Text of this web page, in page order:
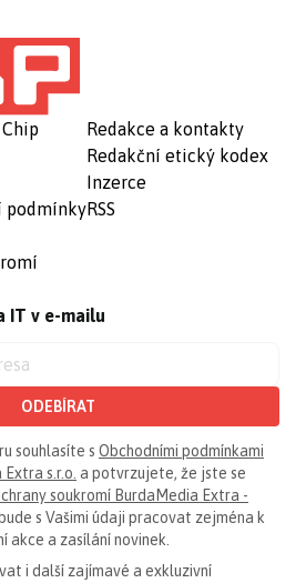
podmínky
Redakce a kontakty
Redakční etický kodex
Inzerce
RSS
IT v e-mailu
ODEBÍRAT
souhlasíte s Obchodními podmínkami
s.r.o. a potvrzujete, že jste se
soukromí BurdaMedia Extra -
bude s Vašimi údaji pracovat zejména k
akce a zasílání novinek.
i další zajímavé a exkluzivní